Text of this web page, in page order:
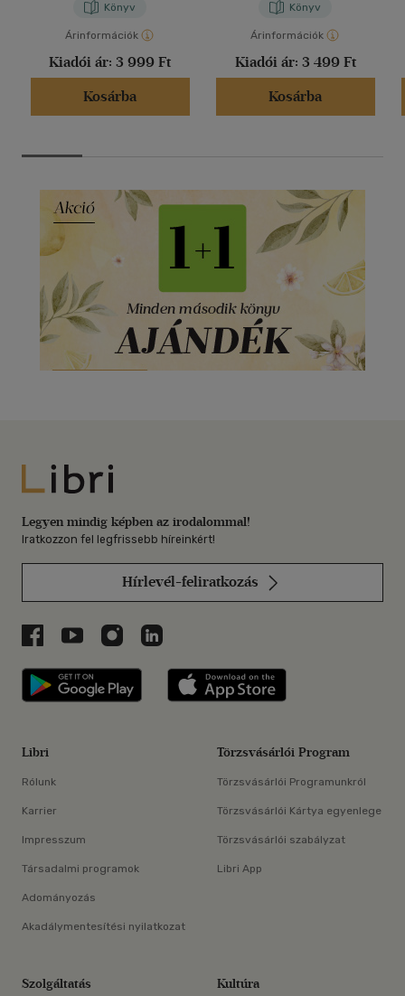
Könyv
Árinformációk
Kiadói ár: 3 999 Ft
Kosárba
Könyv
Árinformációk
Kiadói ár: 3 499 Ft
Kosárba
Libri
Legyen mindig képben az irodalommal!
Iratkozzon fel legfrissebb híreinkért!
Hírlevél-feliratkozás
Libri a Facebookon
Libri a Youtube-on
Libri az Instagramon
Libri a LinkedInen
Libri applikáció Szerezd meg: Google
Libri
Rólunk
Karrier
Impresszum
Társadalmi programok
Adományozás
Akadálymentesítési nyilatkozat
Törzsvásárlói Program
Törzsvásárlói Programunkról
Törzsvásárlói Kártya egyenlege
Törzsvásárlói szabályzat
Libri App
Szolgáltatás Kultúra